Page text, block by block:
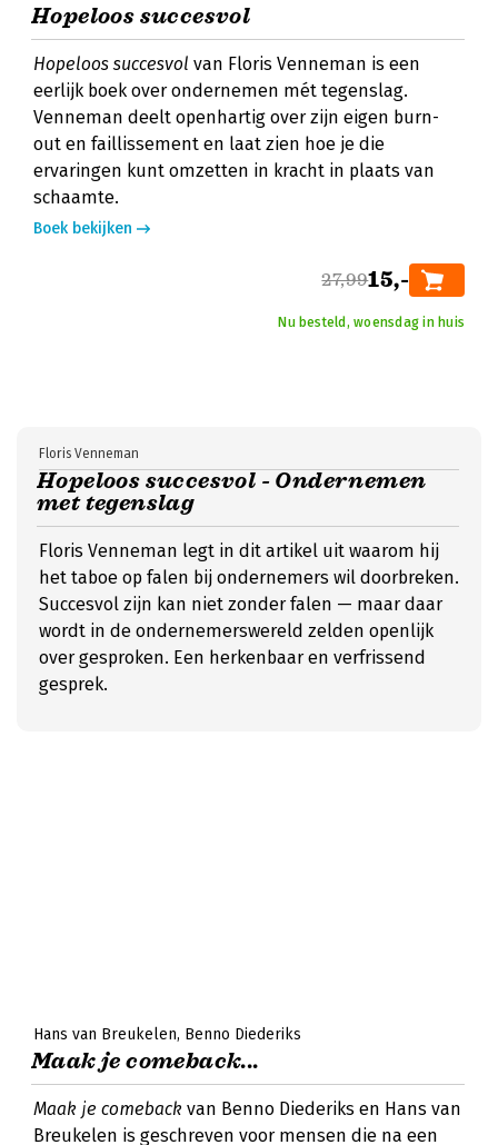
Hopeloos succesvol
Hopeloos succesvol van Floris Venneman is een
eerlijk boek over ondernemen mét tegenslag.
Venneman deelt openhartig over zijn eigen burn-
out en faillissement en laat zien hoe je die
ervaringen kunt omzetten in kracht in plaats van
schaamte.
Boek bekijken
27,9915,-
Nu besteld, woensdag in huis
Hopeloos succesvol - Ondernemen
met tegenslag
Floris Venneman
Floris Venneman legt in dit artikel uit waarom hij
het taboe op falen bij ondernemers wil doorbreken.
Succesvol zijn kan niet zonder falen — maar daar
wordt in de ondernemerswereld zelden openlijk
over gesproken. Een herkenbaar en verfrissend
gesprek.
Hans van Breukelen Benno Diederiks
Maak je comeback...
Maak je comeback van Benno Diederiks en Hans van
Breukelen is geschreven voor mensen die na een